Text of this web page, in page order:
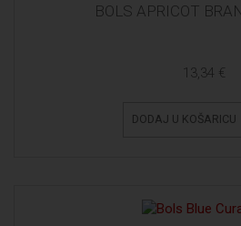
BOLS APRICOT
13,34 €
DODAJ U KOŠARICU